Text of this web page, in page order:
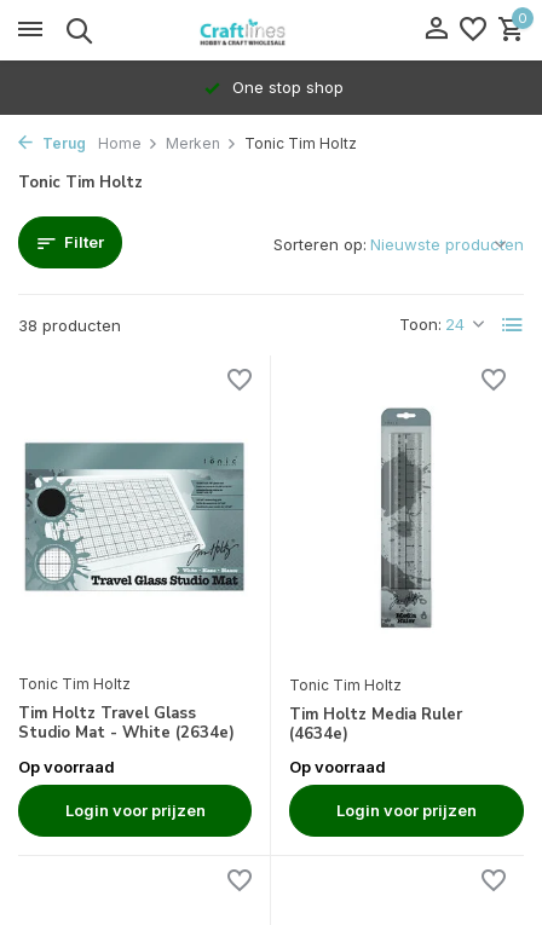
0
Terug Home Merken Tonic Tim Holtz
Tonic Tim Holtz
Filter
38 producten Toon:
Sorteren op:
Tonic Tim Holtz
Tim Holtz Travel Glass
Studio Mat - White (2634e)
Op voorraad
Login voor prijzen
Tonic Tim Holtz
Tim Holtz Media Ruler
(4634e)
Op voorraad
Login voor prijzen